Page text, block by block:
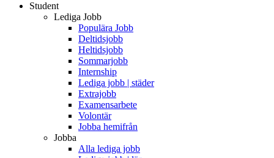
Student
Lediga Jobb
Populära Jobb
Deltidsjobb
Heltidsjobb
Sommarjobb
Internship
Lediga jobb | städer
Extrajobb
Examensarbete
Volontär
Jobba hemifrån
Jobba
Alla lediga jobb